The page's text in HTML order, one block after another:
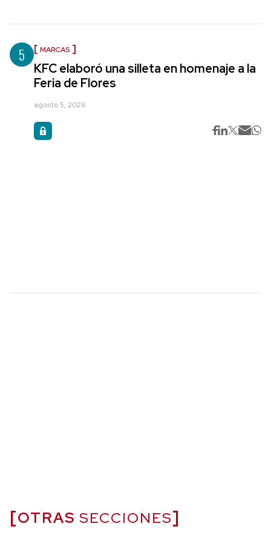
5 MARCAS
KFC elaboró una silleta en homenaje a la
Feria de Flores
agosto 5, 2026
OTRAS SECCIONES